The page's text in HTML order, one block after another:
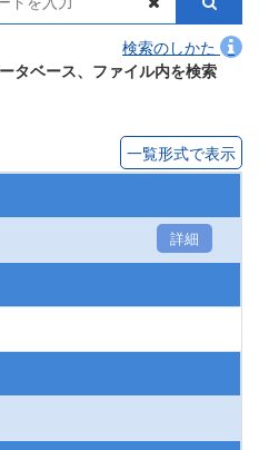
検索のしかた
タベース、ファイル内を検索
一覧形式で表示
詳細